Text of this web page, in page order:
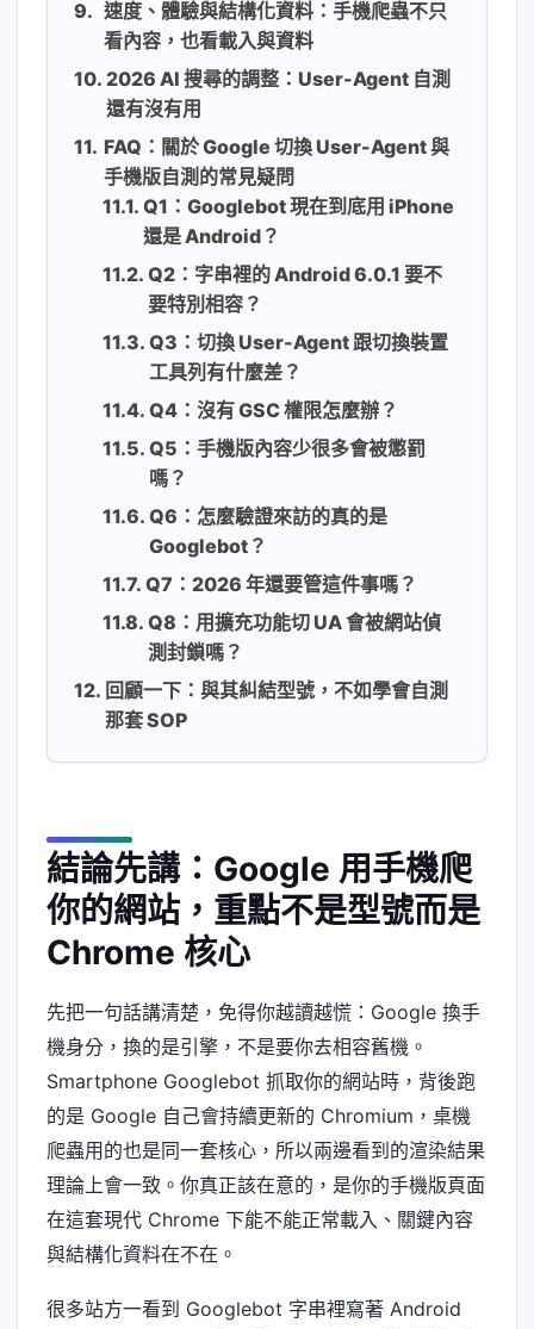
速度、體驗與結構化資料：手機爬蟲不只
看內容，也看載入與資料
2026 AI 搜尋的調整：User-Agent 自測
還有沒有用
FAQ：關於 Google 切換 User-Agent 與
手機版自測的常見疑問
Q1：Googlebot 現在到底用 iPhone
還是 Android？
Q2：字串裡的 Android 6.0.1 要不
要特別相容？
Q3：切換 User-Agent 跟切換裝置
工具列有什麼差？
Q4：沒有 GSC 權限怎麼辦？
Q5：手機版內容少很多會被懲罰
嗎？
Q6：怎麼驗證來訪的真的是
Googlebot？
Q7：2026 年還要管這件事嗎？
Q8：用擴充功能切 UA 會被網站偵
測封鎖嗎？
回顧一下：與其糾結型號，不如學會自測
那套 SOP
結論先講：Google 用手機爬
你的網站，重點不是型號而是
Chrome 核心
先把一句話講清楚，免得你越讀越慌：Google 換手
機身分，換的是引擎，不是要你去相容舊機。
Smartphone Googlebot 抓取你的網站時，背後跑
的是 Google 自己會持續更新的 Chromium，桌機
爬蟲用的也是同一套核心，所以兩邊看到的渲染結果
理論上會一致。你真正該在意的，是你的手機版頁面
在這套現代 Chrome 下能不能正常載入、關鍵內容
與結構化資料在不在。
很多站方一看到 Googlebot 字串裡寫著 Android